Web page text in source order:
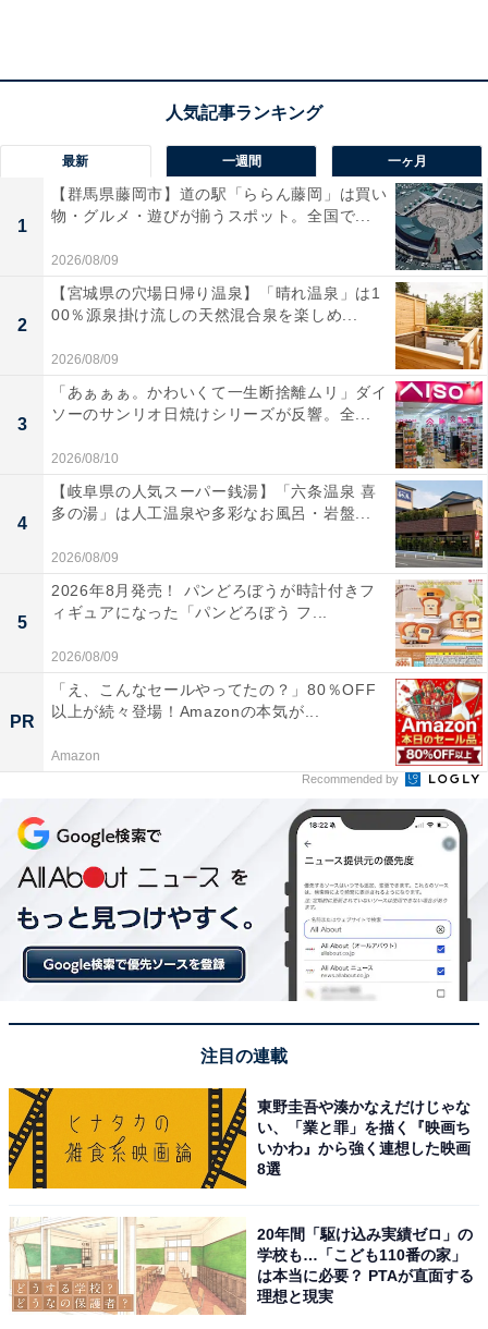
日本マイクロソフトのイベントに登場していた小林麻央さん＝2014年10月
16日（写真：MANTAN/アフロ）
麻央さんが乳がんを患っていることは昨年（2016年）6
月に一部スポーツ紙で報じられ、海老蔵さんが9日、都
内で記者会見を開き、闘病中であることを明かしまし
た。その時、麻央さんの乳がんは、人間ドックで発覚
し、闘病はその当時で1年8カ月に及んでいたと海老蔵さ
んは話していました。
その後、麻央さんは肺やあごなどへの転移を公表してい
ましたが、今年5月末からは本人の希望で在宅医療を受
けていました。
7月3日に東京の歌舞伎座で始まる「七月大歌舞伎」に長
男・勸玄くん（4）が史上最年少での宙乗りに挑戦する
予定で、それを麻央さんは励みにしてきたといいます。
目前に迫りながら叶わなかったことが悔やまれます。
「なりたい自分になる」ブログを立ち上げ反響
麻央さんは2016年9月、ブログ『KOKORO.
最新 一週間 一ヶ月
1
【群馬県藤岡市】道の駅「ららん藤岡」は買い
物・グルメ・遊びが揃うスポット。全国で...
2026/08/09
2
【宮城県の穴場日帰り温泉】「晴れ温泉」は1
00％源泉掛け流しの天然混合泉を楽しめ...
2026/08/09
3
「あぁぁぁ。かわいくて一生断捨離ムリ」ダイ
ソーのサンリオ日焼けシリーズが反響。全...
2026/08/10
4
【岐阜県の人気スーパー銭湯】「六条温泉 喜
多の湯」は人工温泉や多彩なお風呂・岩盤...
2026/08/09
5
2026年8月発売！ パンどろぼうが時計付きフ
ィギュアになった「パンどろぼう フ...
2026/08/09
PR
「え、こんなセールやってたの？」80％OFF
以上が続々登場！Amazonの本気が...
Amazon
Recommended by
注目の連載
東野圭吾や湊かなえだけじゃな
い、「業と罪」を描く『映画ち
いかわ』から強く連想した映画
8選
20年間「駆け込み実績ゼロ」の
学校も…「こども110番の家」
は本当に必要？ PTAが直面する
理想と現実